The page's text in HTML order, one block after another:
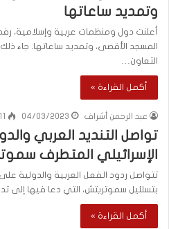
وتمديد ساعاتها
أعلنت دول ومنظمات عربية وإسلامية،
المسجد الأقصى، وتمديد ساعاتها. جاء
التعاون…
أكمل القراءة »
عبد الرحمن أشراف 04/03/2023
11
تواصل التنديد العربي
الإسرائيلي المتطرف
تتواصل ردود الفعل العربية والدولية على
بتسلئيل سموتريتش، التي دعا فيها إلى
أكمل القراءة »